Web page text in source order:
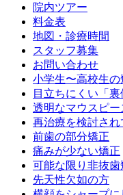
院内ツアー
料金表
地図・診療時間
スタッフ募集
お問い合わせ
小学生〜高校生の
目立ちにくい「裏
透明なマウスピー
再治療を検討され
前歯の部分矯正
痛みが少ない矯正
可能な限り非抜歯
先天性欠如の方